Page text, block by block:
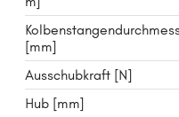
[mm]
Ausschubkraft [N]
Hub [mm]